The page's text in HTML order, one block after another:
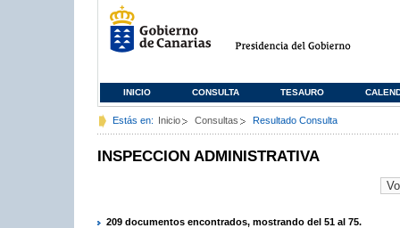
INICIO CONSULTA TESAURO
Estás en: Inicio Consultas Resultado Consulta
INSPECCION ADMINISTRATIVA
209 documentos encontrados, mostrando del 51 al 75.